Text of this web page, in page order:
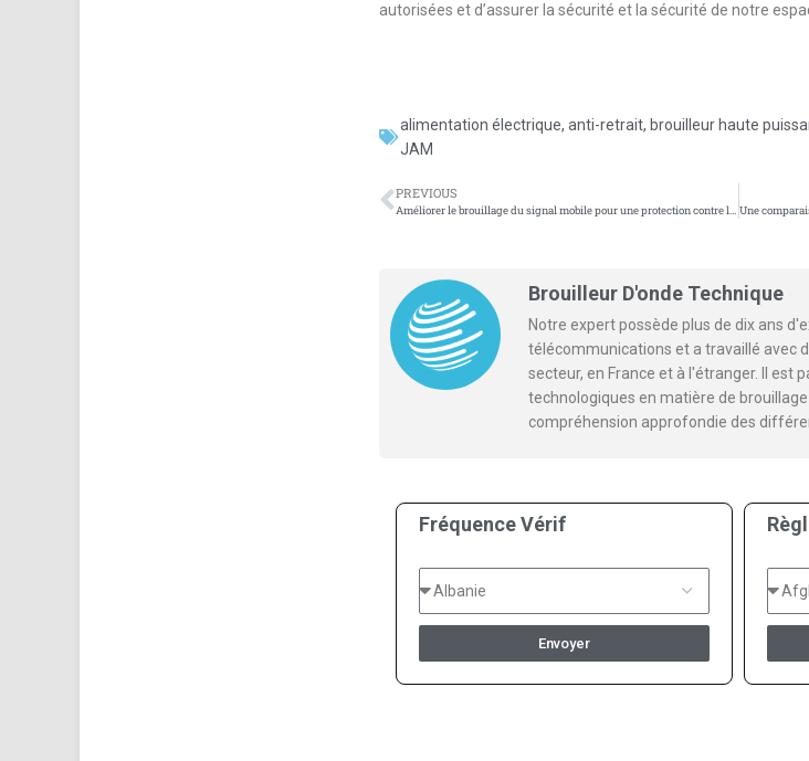
autorisées et d’assurer la sécurité et la sécurité de notre
alimentation électrique, anti-retrait, brouilleur haute
JAM
PREVIOUS
Améliorer le brouillage du signal mobile pour une protection contre les convois à longue distance
Brouilleur D'onde Technique
Notre expert possède plus de dix ans
télécommunications et a travaillé avec
secteur, en France et à l'étranger. Il est
technologiques en matière de
compréhension approfondie des
Fréquence Vérif
Envoyer